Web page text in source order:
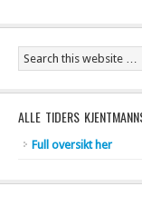
ALLE TIDERS
Full oversikt her